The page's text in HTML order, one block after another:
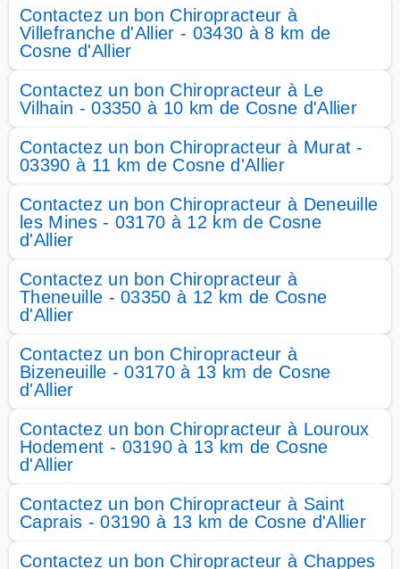
Contactez un bon Chiropracteur à
Villefranche d'Allier - 03430 à 8 km de
Cosne d'Allier
Contactez un bon Chiropracteur à Le
Vilhain - 03350 à 10 km de Cosne d'Allier
Contactez un bon Chiropracteur à Murat -
03390 à 11 km de Cosne d'Allier
Contactez un bon Chiropracteur à Deneuille
les Mines - 03170 à 12 km de Cosne
d'Allier
Contactez un bon Chiropracteur à
Theneuille - 03350 à 12 km de Cosne
d'Allier
Contactez un bon Chiropracteur à
Bizeneuille - 03170 à 13 km de Cosne
d'Allier
Contactez un bon Chiropracteur à Louroux
Hodement - 03190 à 13 km de Cosne
d'Allier
Contactez un bon Chiropracteur à Saint
Caprais - 03190 à 13 km de Cosne d'Allier
Contactez un bon Chiropracteur à Chappes